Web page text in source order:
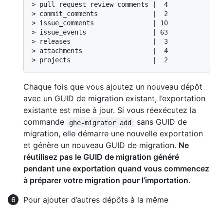
> pull_request_review_comments |  4
> commit_comments              |  2
> issue_comments               | 10
> issue_events                 | 63
>
releases                     |  3
> attachments                  |  4
> projects                     |  2
Chaque fois que vous ajoutez un nouveau dépôt
avec un GUID de migration existant, l’exportation
existante est mise à jour. Si vous réexécutez la
commande
ghe-migrator add
sans GUID de
migration, elle démarre une nouvelle exportation
et génère un nouveau GUID de migration. Ne
réutilisez pas le GUID de migration généré
pendant une exportation quand vous commencez
à préparer votre migration pour l’importation.
Pour ajouter d’autres dépôts à la même